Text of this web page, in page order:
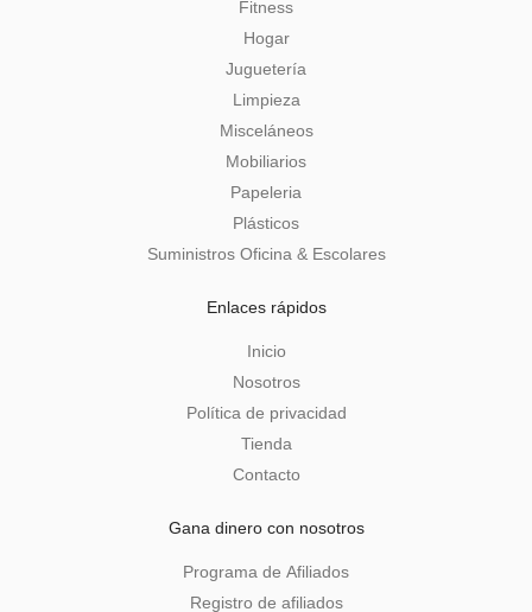
Fitness
Hogar
Juguetería
Limpieza
Misceláneos
Mobiliarios
Papeleria
Plásticos
Suministros Oficina & Escolares
Enlaces rápidos
Inicio
Nosotros
Política de privacidad
Tienda
Contacto
Gana dinero con nosotros
Programa de Afiliados
Registro de afiliados